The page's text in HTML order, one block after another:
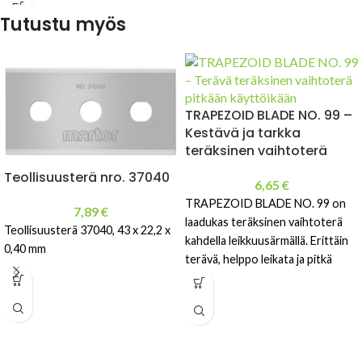
Tutustu myös
Teollisuusterä nro. 37040
7,89€
Teollisuusterä 37040, 43 x 22,2 x
0,40 mm
TRAPEZOID BLADE NO. 99 –
Kestävä ja tarkka
teräksinen vaihtoterä
6,65 €
TRAPEZOID BLADE NO. 99 on
laadukas teräksinen vaihtoterä
kahdella leikkuusärmällä. Erittäin
terävä, helppo leikata ja pitkä
käyttöikä. 60,0 mm pituus, 19 mm